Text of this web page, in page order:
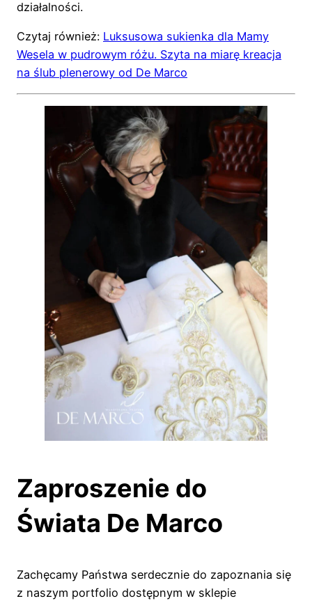
działalności.
Czytaj również: Luksusowa sukienka dla Mamy
Wesela w pudrowym różu. Szyta na miarę kreacja
na ślub plenerowy od De Marco
Zaproszenie do
Świata De Marco
Zachęcamy Państwa serdecznie do zapoznania się
z naszym portfolio dostępnym w sklepie